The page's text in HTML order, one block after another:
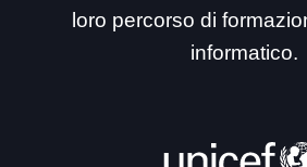
loro percorso di
informatico.